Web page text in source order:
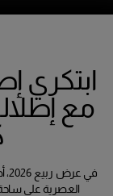
ابتكري
العصرية على